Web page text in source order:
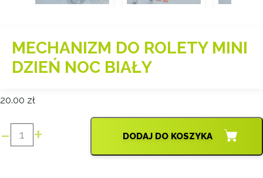
MECHANIZM DO ROLETY MINI
DZIEŃ NOC BIAŁY
20.00 zł
-
ilość
+ DODAJ DO KOSZYKA